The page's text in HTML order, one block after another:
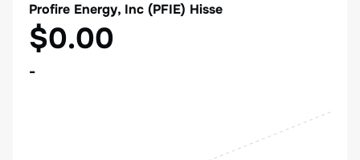
Profire Energy, Inc (PFIE) Hisse
$0.00
-